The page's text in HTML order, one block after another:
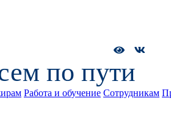
по пути
Работа и обучение Сотрудникам